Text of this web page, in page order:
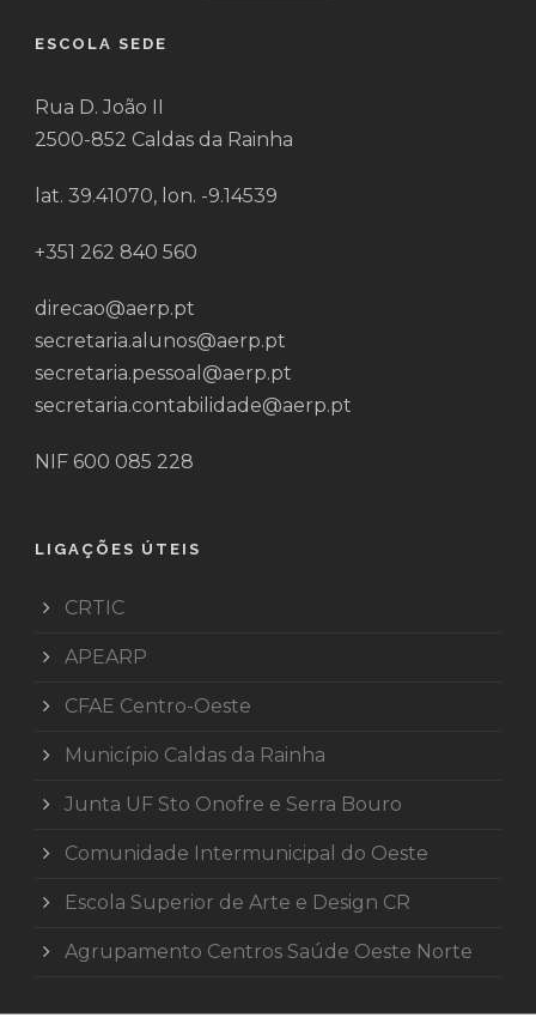
ESCOLA SEDE
Rua D. João II
2500-852 Caldas da Rainha
lat. 39.41070, lon. -9.14539
+351 262 840 560
direcao@aerp.pt
secretaria.alunos@aerp.pt
secretaria.pessoal@aerp.pt
secretaria.contabilidade@aerp.pt
NIF 600 085 228
LIGAÇÕES ÚTEIS
CRTIC
APEARP
CFAE Centro-Oeste
Município Caldas da Rainha
Junta UF Sto Onofre e Serra Bouro
Comunidade Intermunicipal do Oeste
Escola Superior de Arte e Design CR
Agrupamento Centros Saúde Oeste Norte